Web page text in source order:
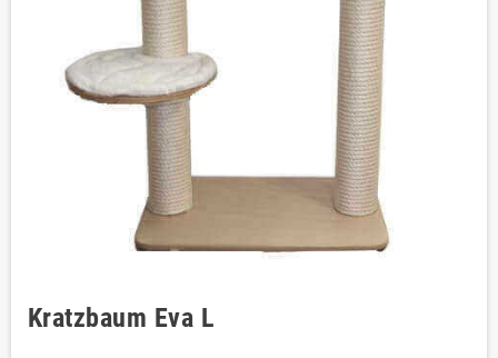
Kratzbaum Eva L